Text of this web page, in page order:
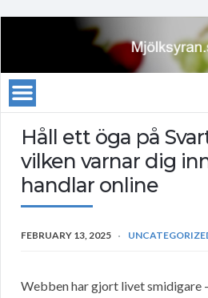
Håll ett öga på
vilken varnar dig
handlar online
FEBRUARY 13, 2025
Webben har gjort livet smidigare